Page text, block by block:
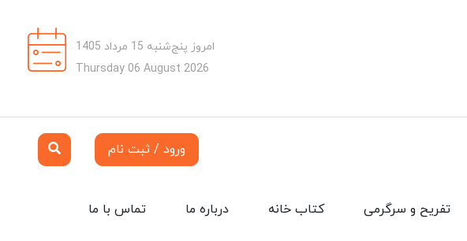
امروز پنج‌شنبه 15 مرداد 1405
Thursday 06 August 2026
ورود / ثبت نام
تماس با ما درباره ما کتاب خانه تفریح و سرگرمی